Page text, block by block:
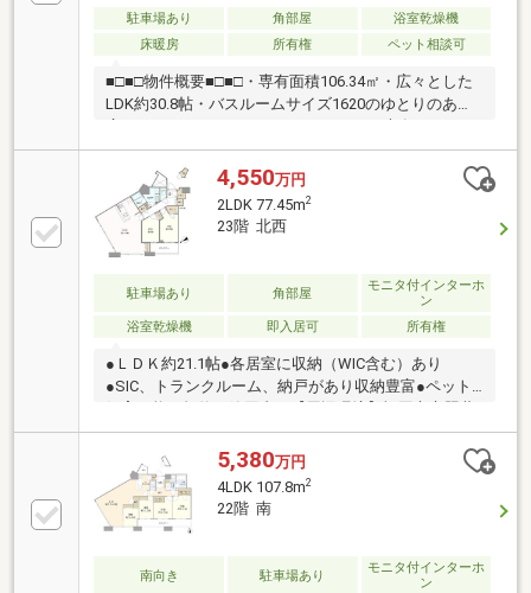
育相談可（規約による制限有）
駐車場あり 角部屋
浴室乾燥機
床暖房
所有権 ペット相談可
■□■□物件概要■□■□・専有面積106.34㎡・広々とした
LDK約30.8帖・バスルームサイズ1620のゆとりのある
ルーム（0.88㎡）あり・ディスポーザーあり・床暖房
4,550万円
2LDK 77.45m2
23階 北西
駐車場あり 角部屋
モニタ付インターホ
ン
浴室乾燥機
即入居可 所有権
●ＬＤＫ約21.1帖●各居室に収納（WIC含む）あり
●SIC、トランクルーム、納戸があり収納豊富●ペット
小学校まで1160m（徒歩15分）福岡市立照葉中学校ま
で1120m（徒歩14分）スーパーセンタートライアルア
イランドシティ店まで1060m（徒歩14分）
5,380万円
4LDK 107.8m2
22階 南
南向き 駐車場あり
モニタ付インターホ
ン